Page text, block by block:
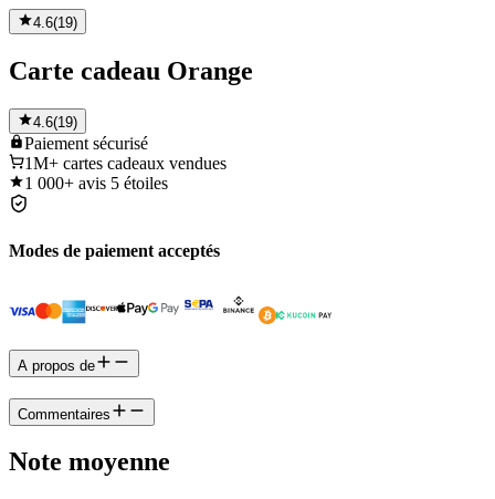
4.6(19)
Carte cadeau Orange
4.6(19)
Paiement sécurisé
1M+ cartes cadeaux vendues
1 000+ avis 5 étoiles
Modes de paiement acceptés
A propos de
Commentaires
Note moyenne